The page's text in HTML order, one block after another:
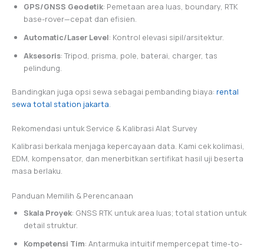
GPS/GNSS Geodetik: Pemetaan area luas, boundary, RTK
base-rover—cepat dan efisien.
Automatic/Laser Level: Kontrol elevasi sipil/arsitektur.
Aksesoris: Tripod, prisma, pole, baterai, charger, tas
pelindung.
Bandingkan juga opsi sewa sebagai pembanding biaya: rental
sewa total station jakarta.
Rekomendasi untuk Service & Kalibrasi Alat Survey
Kalibrasi berkala menjaga kepercayaan data. Kami cek kolimasi,
EDM, kompensator, dan menerbitkan sertifikat hasil uji beserta
masa berlaku.
Panduan Memilih & Perencanaan
Skala Proyek: GNSS RTK untuk area luas; total station untuk
detail struktur.
Kompetensi Tim: Antarmuka intuitif mempercepat time-to-